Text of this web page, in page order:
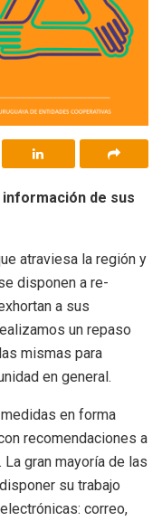
información de sus
atraviesa la región y
disponen a re-
a sus
un repaso
mismas para
en general.
en forma
recomendaciones a
gran mayoría de las
su trabajo
correo,